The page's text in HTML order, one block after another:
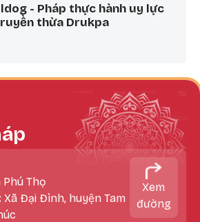
- Pháp thực hành uy lực
thừa Drukpa
Thọ
Xã Đại Đình, huyện Tam
Xem
đường